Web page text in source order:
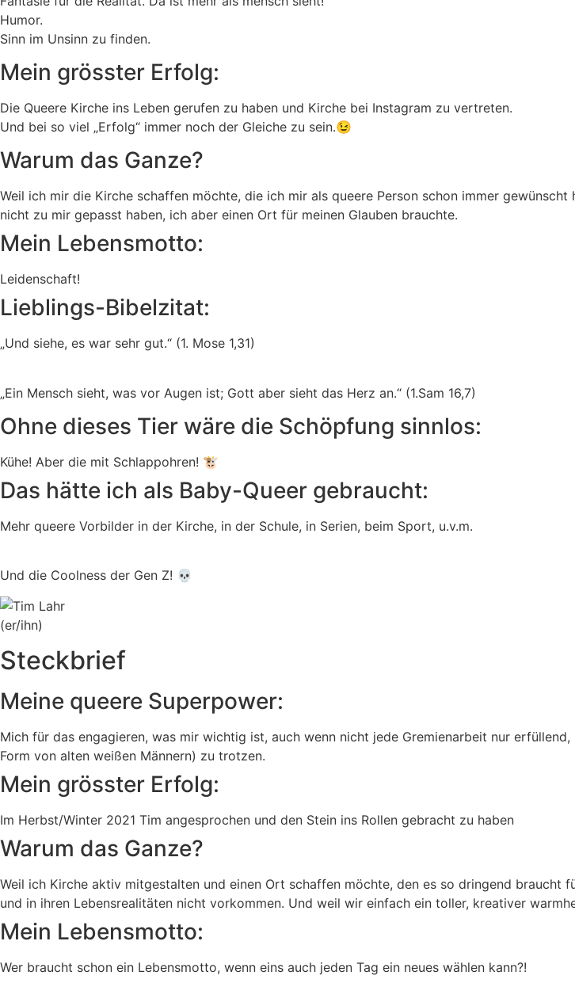
Humor.
Sinn im Unsinn zu finden.
Mein grösster Erfolg:
Die Queere Kirche ins Leben gerufen zu haben und Kirche bei Instagram zu vertreten.
Und bei so viel „Erfolg“ immer noch der Gleiche zu sein.😉
Warum das Ganze?
Weil ich mir die Kirche schaffen möchte, die ich mir als queere Person schon immer
nicht zu mir gepasst haben, ich aber einen Ort für meinen Glauben brauchte.
Mein Lebensmotto:
Leidenschaft!
Lieblings-Bibelzitat:
„Und siehe, es war sehr gut.“ (1. Mose 1,31)
„Ein Mensch sieht, was vor Augen ist; Gott aber sieht das Herz an.“ (1.Sam 16,7)
Ohne dieses Tier wäre die Schöpfung sinnlos:
Kühe! Aber die mit Schlappohren! 🐮
Das hätte ich als Baby-Queer gebraucht:
Mehr queere Vorbilder in der Kirche, in der Schule, in Serien, beim Sport, u.v.m.
Und die Coolness der Gen Z! 💀
(er/ihn)
Steckbrief
Meine queere Superpower:
Mich für das engagieren, was mir wichtig ist, auch wenn nicht jede Gremienarbeit nur
Form von alten weißen Männern) zu trotzen.
Mein grösster Erfolg:
Im Herbst/Winter 2021 Tim angesprochen und den Stein ins Rollen gebracht zu haben
Warum das Ganze?
Weil ich Kirche aktiv mitgestalten und einen Ort schaffen möchte, den es so dringend braucht
und in ihren Lebensrealitäten nicht vorkommen. Und weil wir einfach ein toller, kreativer
Mein Lebensmotto:
Wer braucht schon ein Lebensmotto, wenn eins auch jeden Tag ein neues wählen kann?!